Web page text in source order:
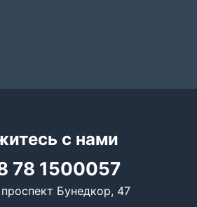
с нами
78 1500057
Бунедкор, 47